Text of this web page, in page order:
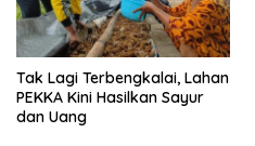
Tak Lagi Terbengkalai, Lahan
PEKKA Kini Hasilkan Sayur
dan Uang